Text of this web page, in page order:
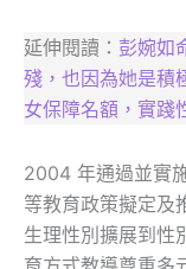
延伸閱讀： 彭婉如
殘，也因為她是積
女保障名額，實踐
2004 年通過並實
等教育政策擬定及
生理性別擴展到性